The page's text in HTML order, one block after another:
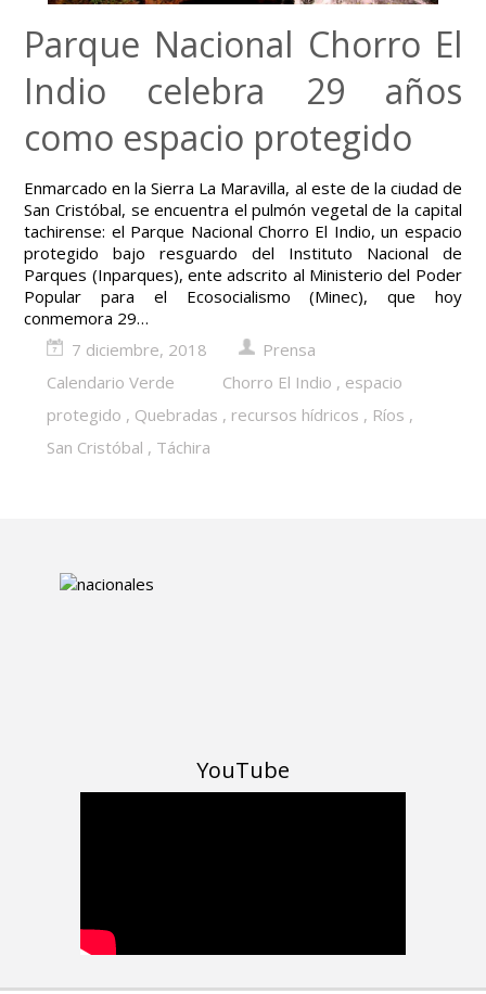
Parque Nacional Chorro El
Indio celebra 29 años
como espacio protegido
Enmarcado en la Sierra La Maravilla, al este de la ciudad de
San Cristóbal, se encuentra el pulmón vegetal de la capital
tachirense: el Parque Nacional Chorro El Indio, un espacio
protegido bajo resguardo del Instituto Nacional de
Parques (Inparques), ente adscrito al Ministerio del Poder
Popular para el Ecosocialismo (Minec), que hoy
conmemora 29…
7 diciembre, 2018
Prensa
Calendario Verde
Chorro El Indio , espacio
protegido , Quebradas , recursos hídricos , Ríos ,
San Cristóbal , Táchira
YouTube